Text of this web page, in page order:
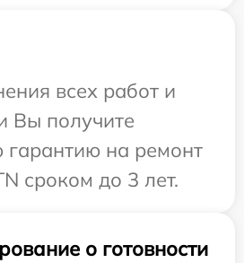
всех работ и
Вы получите
на ремонт
сроком до 3 лет.
о готовности